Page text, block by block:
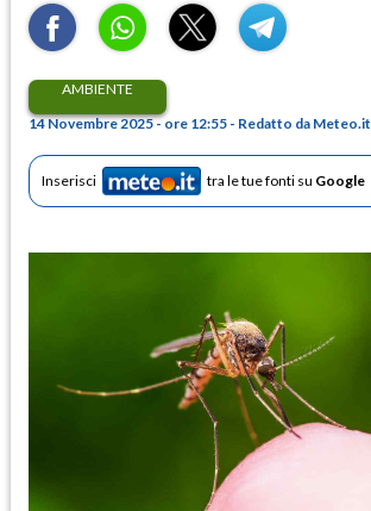
AMBIENTE
14 Novembre 2025 - ore 12:55 - Redatto da Meteo.it
Inserisci tra le tue fonti su Google